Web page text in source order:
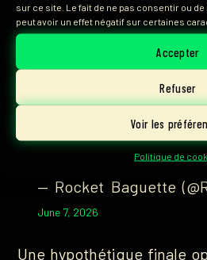
sur ce site. Le fait de ne pas consentir ou
peut avoir un effet négatif sur certaines
Accepter
Refuser
Voir les
Politique de
trop de problème, mais un
arriver.
ZEEEEEEEEEEEEN !!!!!
pic.twitter.com/CR1G71uOAD
— Rocket Baguette
June 7, 2026
Une hypothétique finale